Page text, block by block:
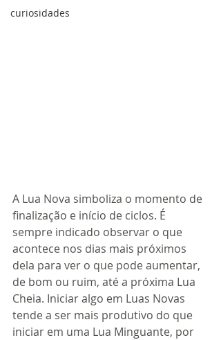
curiosidades
A Lua Nova simboliza o momento de
finalização e início de ciclos. É
sempre indicado observar o que
acontece nos dias mais próximos
dela para ver o que pode aumentar,
de bom ou ruim, até a próxima Lua
Cheia. Iniciar algo em Luas Novas
tende a ser mais produtivo do que
iniciar em uma Lua Minguante, por